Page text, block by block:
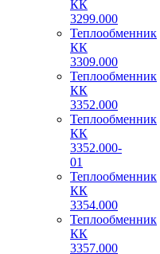
КК
3299.000
Теплообменник
КК
3309.000
Теплообменник
КК
3352.000
Теплообменник
КК
3352.000-
01
Теплообменник
КК
3354.000
Теплообменник
КК
3357.000